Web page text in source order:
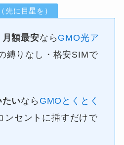
先に目星を）
額最安なら GMO光ア
縛りなし・格安SIMで
いなら GMOとくとく
ンセントに挿すだけで